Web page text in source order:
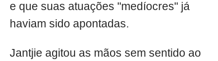
e que suas atuações "medíocres" já
haviam sido apontadas.
Jantjie agitou as mãos sem sentido ao